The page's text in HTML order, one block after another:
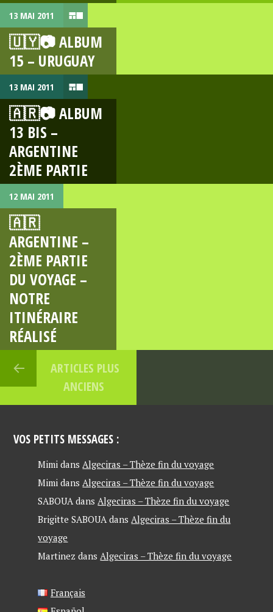
13 MAI 2011
🇺🇾📷 ALBUM
15 – URUGUAY
13 MAI 2011
🇦🇷📷 ALBUM
13 BIS –
ARGENTINE
2ÈME PARTIE
12 MAI 2011
🇦🇷
ARGENTINE –
2ÈME PARTIE
DU VOYAGE –
NOTRE
ITINÉRAIRE
RÉALISÉ
ARTICLES PLUS
ANCIENS
VOS PETITS MESSAGES :
Mimi dansAlgeciras – Thèze fin du voyage
Mimi dansAlgeciras – Thèze fin du voyage
SABOUAdansAlgeciras – Thèze fin du voyage
Brigitte SABOUAdansAlgeciras – Thèze fin du
voyage
Martinez dansAlgeciras – Thèze fin du voyage
Français